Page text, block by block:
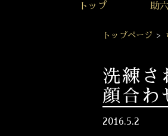
トップ 助
トップページ >
洗練さ
顔合わ
2016.5.2